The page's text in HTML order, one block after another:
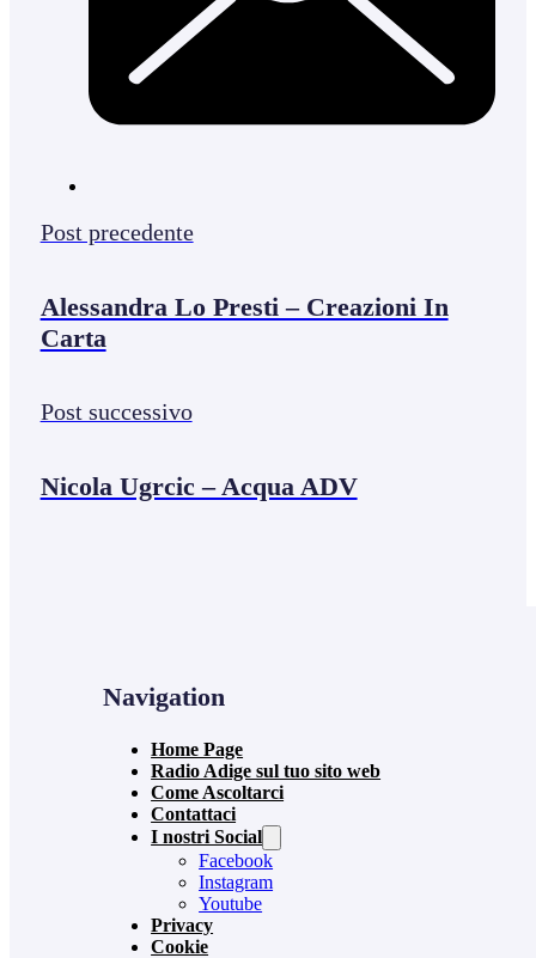
Post precedente
Alessandra Lo Presti – Creazioni In
Carta
Post successivo
Nicola Ugrcic – Acqua ADV
Navigation
Home Page
Radio Adige sul tuo sito web
Come Ascoltarci
Contattaci
I nostri Social
Facebook
Instagram
Youtube
Privacy
Cookie